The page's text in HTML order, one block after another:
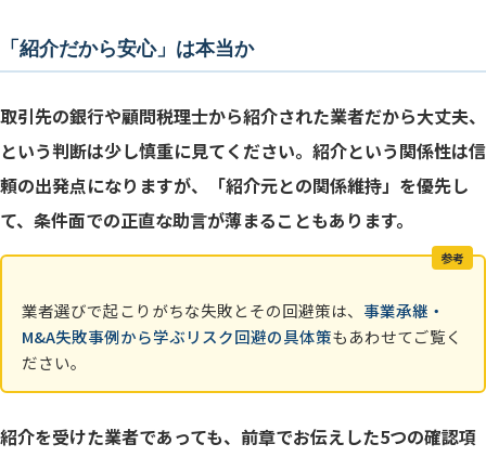
「紹介だから安心」は本当か
取引先の銀行や顧問税理士から紹介された業者だから大丈夫、
という判断は少し慎重に見てください。紹介という関係性は信
頼の出発点になりますが、「紹介元との関係維持」を優先し
て、条件面での正直な助言が薄まることもあります。
参考
業者選びで起こりがちな失敗とその回避策は、 事業承継・
M&A失敗事例から学ぶリスク回避の具体策もあわせてご覧く
ださい。
紹介を受けた業者であっても、前章でお伝えした5つの確認項